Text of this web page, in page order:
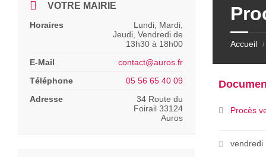
Accueil /
Procès
vendredi
VOTRE MAIRIE
Horaires
Lundi, Mardi,
Jeudi, Vendredi de
13h30 à 18h00
E-Mail
contact@auros.fr
Téléphone
05 56 65 40 09
Adresse
34 Route du
Foirail 33124
Auros